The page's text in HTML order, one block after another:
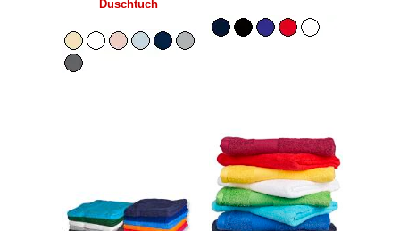
Duschtuch